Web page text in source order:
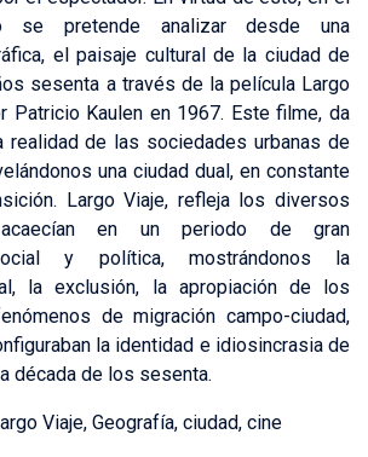
se pretende analizar desde una
el paisaje cultural de la ciudad de
sesenta a través de la película Largo
Patricio Kaulen en 1967. Este filme, da
realidad de las sociedades urbanas de
una ciudad dual, en constante
Largo Viaje, refleja los diversos
en un periodo de gran
y política, mostrándonos la
la exclusión, la apropiación de los
de migración campo-ciudad,
la identidad e idiosincrasia de
década de los sesenta.
Viaje, Geografía, ciudad, cine